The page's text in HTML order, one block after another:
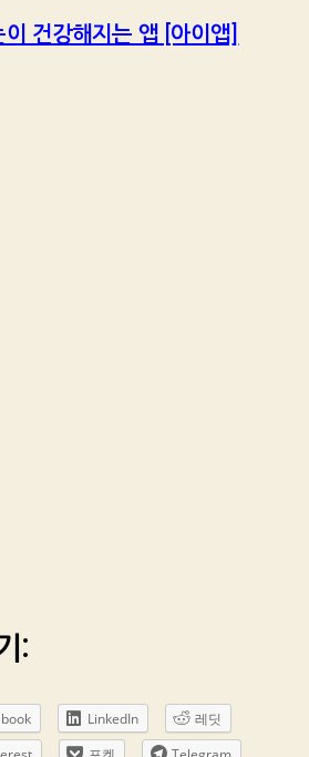
건강해지는 앱 [아이앱]
:
LinkedIn
레딧